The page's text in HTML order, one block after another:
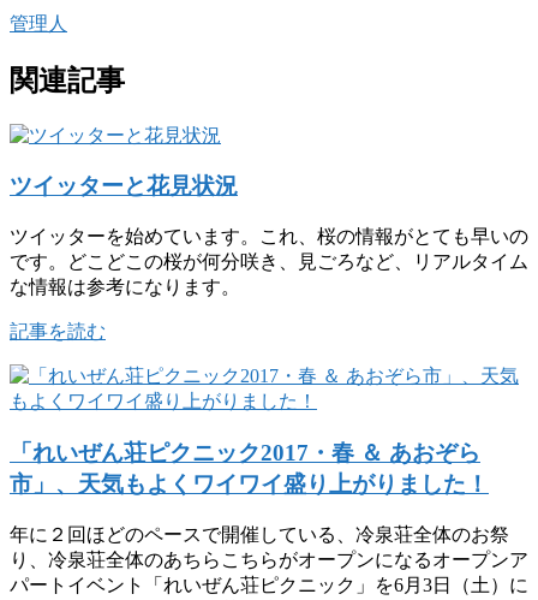
管理人
関連記事
ツイッターと花見状況
ツイッターを始めています。これ、桜の情報がとても早いの
です。どこどこの桜が何分咲き、見ごろなど、リアルタイム
な情報は参考になります。
記事を読む
「れいぜん荘ピクニック2017・春 ＆ あおぞら
市」、天気もよくワイワイ盛り上がりました！
年に２回ほどのペースで開催している、冷泉荘全体のお祭
り、冷泉荘全体のあちらこちらがオープンになるオープンア
パートイベント「れいぜん荘ピクニック」を6月3日（土）に